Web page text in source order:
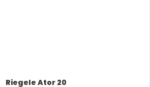
Riegele Ator 20